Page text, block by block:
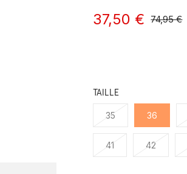
37,50 € 74,95 €
TAILLE
35 36
41 42